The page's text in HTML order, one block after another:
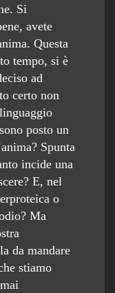
Si
avete
Questa
tempo, si è
ad
certo non
posto un
Spunta
incide una
E, nel
o
Ma
da mandare
stiamo